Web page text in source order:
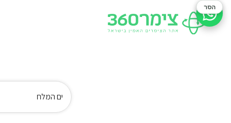
ים המלח
סיוע בהזמנה
הסר